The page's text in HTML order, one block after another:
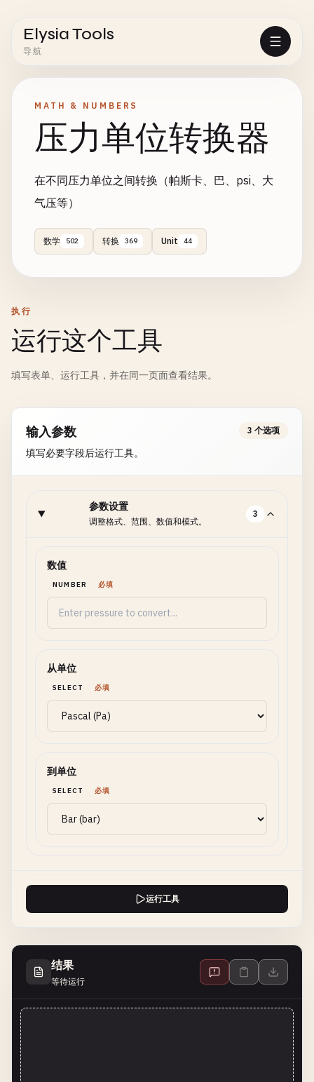
Elysia Tools
导航
MATH & NUMBERS
压力单位转换器
在不同压力单位之间转换（帕斯卡、巴、psi、大
气压等）
数学 502 转换 369 Unit 44
执行
运行这个工具
填写表单、运行工具，并在同一页面查看结果。
输入参数
填写必要字段后运行工具。
3 个选项
参数设置
调整格式、范围、数值和模式。
3
数值
NUMBER 必填
从单位
SELECT 必填
到单位
SELECT 必填
运行工具
结果
等待运行